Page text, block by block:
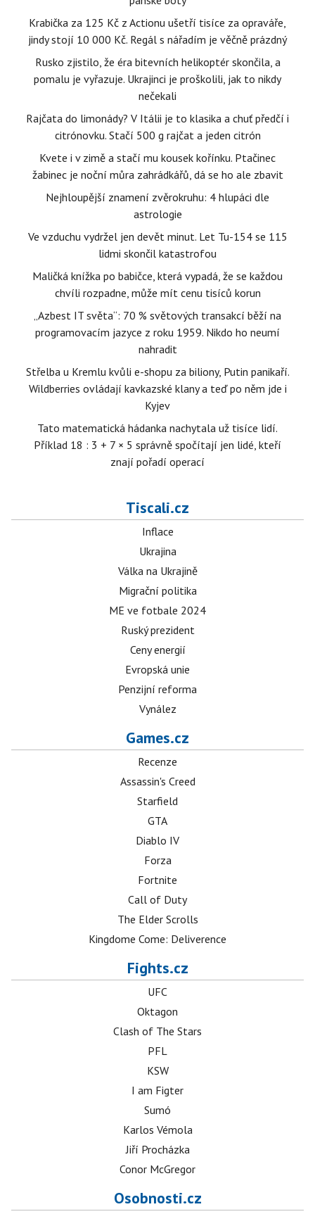
Krabička za 125 Kč z Actionu ušetří tisíce za opraváře,
jindy stojí 10 000 Kč. Regál s nářadím je věčně prázdný
Rusko zjistilo, že éra bitevních helikoptér skončila, a
pomalu je vyřazuje. Ukrajinci je proškolili, jak to nikdy
nečekali
Rajčata do limonády? V Itálii je to klasika a chuť předčí i
citrónovku. Stačí 500 g rajčat a jeden citrón
Kvete i v zimě a stačí mu kousek kořínku. Ptačinec
žabinec je noční můra zahrádkářů, dá se ho ale zbavit
Nejhloupější znamení zvěrokruhu: 4 hlupáci dle
astrologie
Ve vzduchu vydržel jen devět minut. Let Tu-154 se 115
lidmi skončil katastrofou
Maličká knížka po babičce, která vypadá, že se každou
chvíli rozpadne, může mít cenu tisíců korun
„Azbest IT světa“: 70 % světových transakcí běží na
programovacím jazyce z roku 1959. Nikdo ho neumí
nahradit
Střelba u Kremlu kvůli e-shopu za biliony, Putin panikaří.
Wildberries ovládají kavkazské klany a teď po něm jde i
Kyjev
Tato matematická hádanka nachytala už tisíce lidí.
Příklad 18 : 3 + 7 × 5 správně spočítají jen lidé, kteří
znají pořadí operací
Tiscali.cz
Inflace
Ukrajina
Válka na Ukrajině
Migrační politika
ME ve fotbale 2024
Ruský prezident
Ceny energií
Evropská unie
Penzijní reforma
Vynález
Games.cz
Recenze
Assassin's Creed
Starfield
GTA
Diablo IV
Forza
Fortnite
Call of Duty
The Elder Scrolls
Kingdome Come: Deliverence
Fights.cz
UFC
Oktagon
Clash of The Stars
PFL
KSW
I am Figter
Sumó
Karlos Vémola
Jiří Procházka
Conor McGregor
Osobnosti.cz